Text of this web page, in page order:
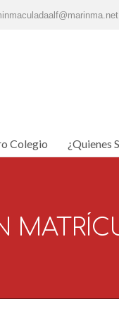
Colegio ¿Quienes
Colegio ¿Quienes